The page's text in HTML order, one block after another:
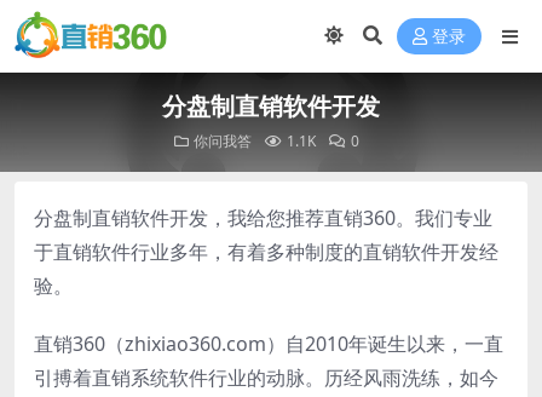
登录
分盘制直销软件开发
你问我答 1.1K 0
分盘制直销软件开发，我给您推荐直销360。我们专业
于直销软件行业多年，有着多种制度的直销软件开发经
验。
直销360（zhixiao360.com）自2010年诞生以来，一直
引搏着直销系统软件行业的动脉。历经风雨洗练，如今